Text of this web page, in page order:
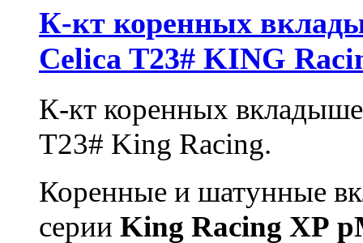
К-кт коренных
Celica T23# KING
К-кт коренных
T23# King Racing.
Коренные и шатунные
серии King Racing XP